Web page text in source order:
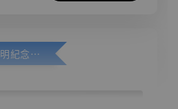
加購優惠【悟空 鳥山明紀念款 [奇蹟工作室]】